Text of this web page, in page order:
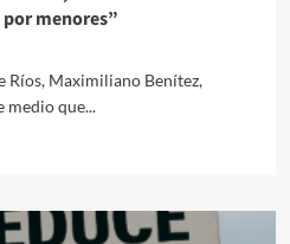
menores”
Ríos, Maximiliano Benítez,
medio que...